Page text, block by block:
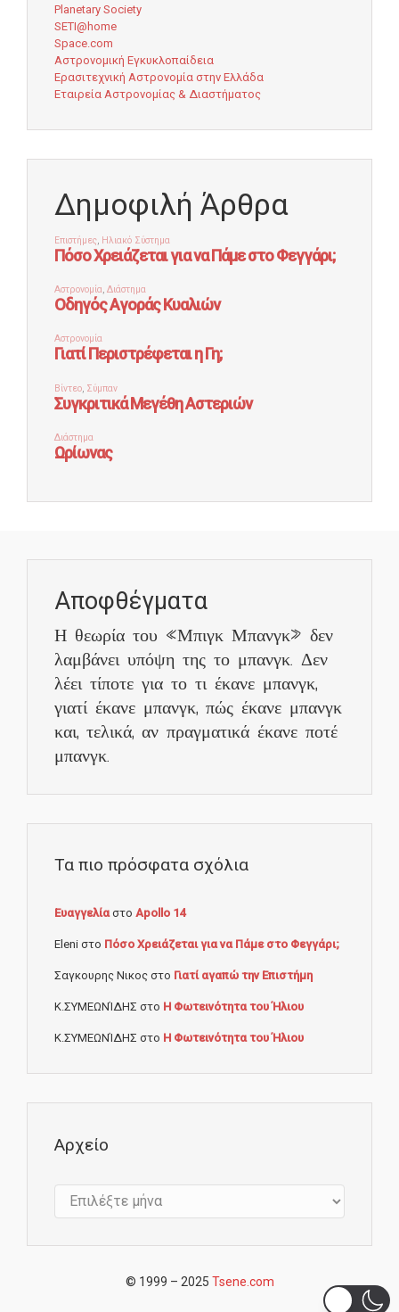
Planetary Society
SETI@home
Space.com
Αστρονομική Εγκυκλοπαίδεια
Ερασιτεχνική Αστρονομία στην Ελλάδα
Εταιρεία Αστρονομίας & Διαστήματος
Δημοφιλή Άρθρα
Αποφθέγματα
Η θεωρία του «Μπιγκ Μπανγκ» δεν
λαμβάνει υπόψη της το μπανγκ. Δεν
λέει τίποτε για το τι έκανε μπανγκ,
γιατί έκανε μπανγκ, πώς έκανε μπανγκ
και, τελικά, αν πραγματικά έκανε ποτέ
μπανγκ.
Τα πιο πρόσφατα σχόλια
Ευαγγελίαστο Apollo 14
Eleni στο Πόσο Χρειάζεται για να Πάμε στο Φεγγάρι;
Σαγκουρης Νικος στο Γιατί αγαπώ την Επιστήμη
Κ.ΣΥΜΕΩΝΊΔΗΣ στο Η Φωτεινότητα του Ήλιου
Κ.ΣΥΜΕΩΝΊΔΗΣ στο Η Φωτεινότητα του Ήλιου
Αρχείο
© 1999 – 2025 Tsene.com